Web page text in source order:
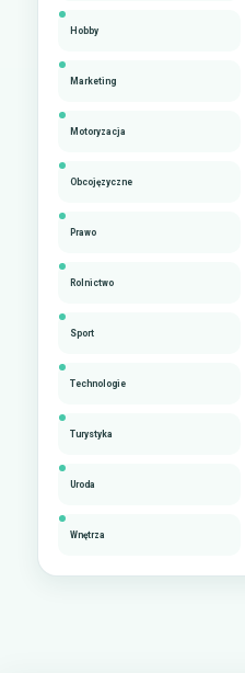
Hobby
Marketing
Motoryzacja
Obcojęzyczne
Prawo
Rolnictwo
Sport
Technologie
Turystyka
Uroda
Wnętrza